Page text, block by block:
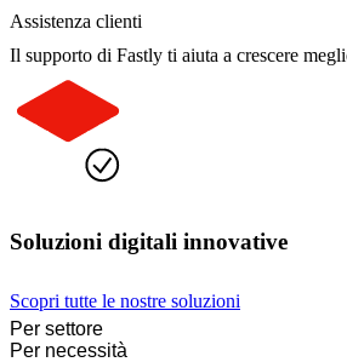
Assistenza clienti
Il supporto di Fastly ti aiuta a crescere
Soluzioni digitali innovative
Scopri tutte le nostre soluzioni
Per settore
Per necessità